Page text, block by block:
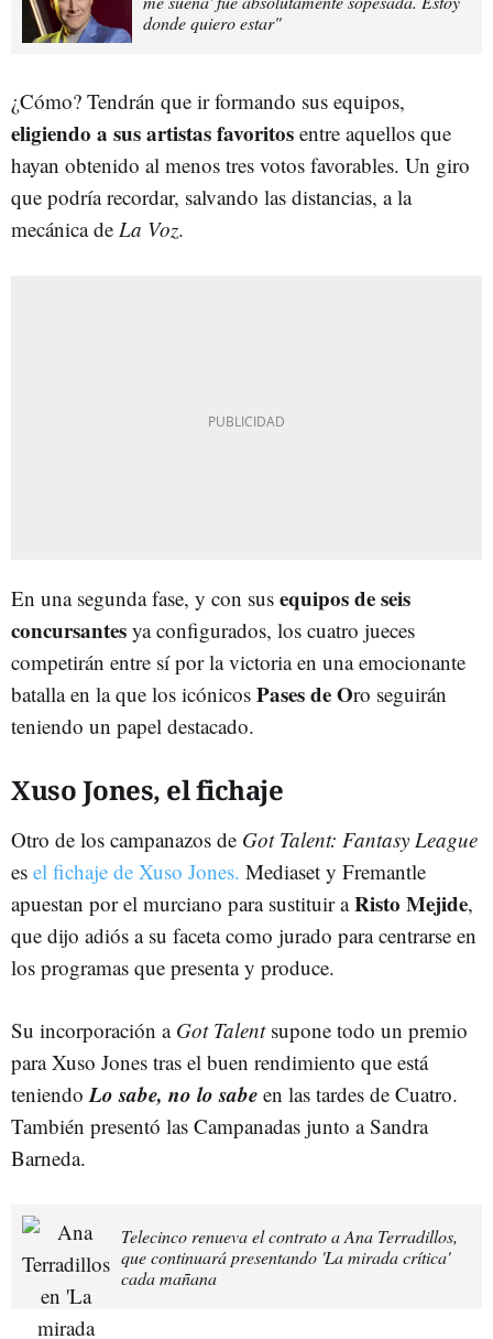
donde quiero estar"
¿Cómo? Tendrán que ir formando sus equipos,
eligiendo a sus artistas favoritos entre aquellos que
hayan obtenido al menos tres votos favorables. Un giro
que podría recordar, salvando las distancias, a la
mecánica de La Voz.
En una segunda fase, y con sus equipos de seis
concursantes ya configurados, los cuatro jueces
competirán entre sí por la victoria en una emocionante
batalla en la que los icónicos Pases de Oro seguirán
teniendo un papel destacado.
Xuso Jones, el fichaje
Otro de los campanazos de Got Talent: Fantasy League
es el fichaje de Xuso Jones. Mediaset y Fremantle
apuestan por el murciano para sustituir aRisto Mejide,
que dijo adiós a su faceta como jurado para centrarse en
los programas que presenta y produce.
Su incorporación a Got Talentsupone todo un premio
para Xuso Jones tras el buen rendimiento que está
teniendo Lo sabe, no lo sabe en las tardes de Cuatro.
También presentó las Campanadas junto a Sandra
Barneda.
Telecinco renueva el contrato a Ana Terradillos,
que continuará presentando 'La mirada crítica'
cada mañana